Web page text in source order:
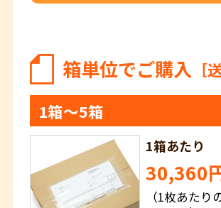
箱単位でご購入 ［
1箱～5箱
1箱あたり
30,360
（1枚あたり